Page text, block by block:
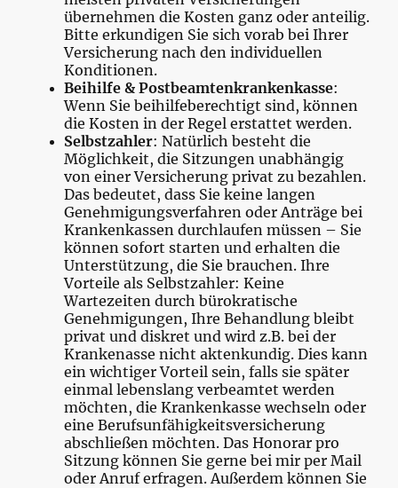
übernehmen die Kosten ganz oder anteilig.
Bitte erkundigen Sie sich vorab bei Ihrer
Versicherung nach den individuellen
Konditionen.
Beihilfe & Postbeamtenkrankenkasse:
Wenn Sie beihilfeberechtigt sind, können
die Kosten in der Regel erstattet werden.
Selbstzahler: Natürlich besteht die
Möglichkeit, die Sitzungen unabhängig
von einer Versicherung privat zu bezahlen.
Das bedeutet, dass Sie keine langen
Genehmigungsverfahren oder Anträge bei
Krankenkassen durchlaufen müssen – Sie
können sofort starten und erhalten die
Unterstützung, die Sie brauchen. Ihre
Vorteile als Selbstzahler: Keine
Wartezeiten durch bürokratische
Genehmigungen, Ihre Behandlung bleibt
privat und diskret und wird z.B. bei der
Krankenasse nicht aktenkundig. Dies kann
ein wichtiger Vorteil sein, falls sie später
einmal lebenslang verbeamtet werden
möchten, die Krankenkasse wechseln oder
eine Berufsunfähigkeitsversicherung
abschließen möchten. Das Honorar pro
Sitzung können Sie gerne bei mir per Mail
oder Anruf erfragen. Außerdem können Sie